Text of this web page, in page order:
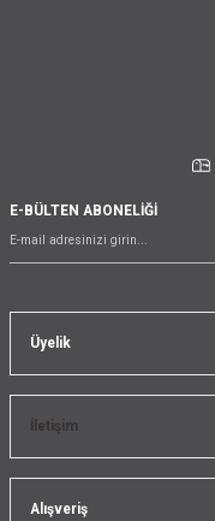
Üyelik
İletişim
Alışveriş
E-BÜLTEN ABONELİĞİ